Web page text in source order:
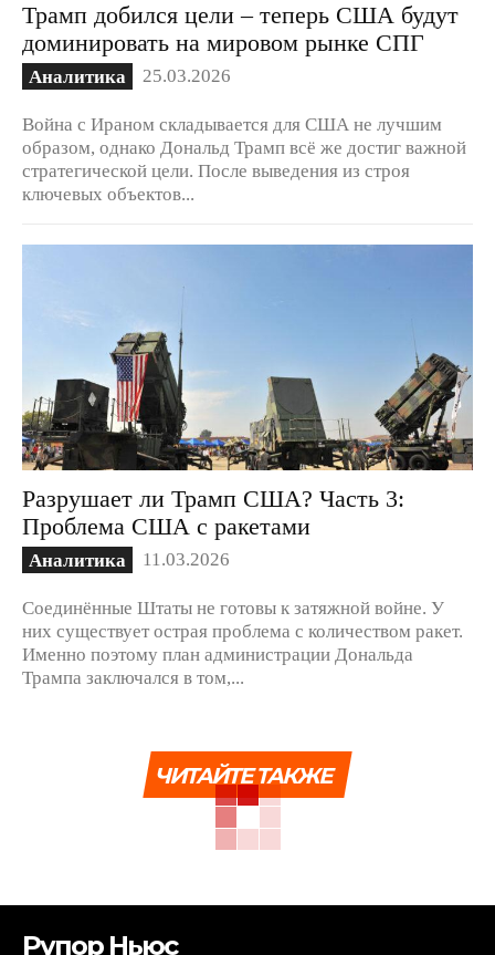
Трамп добился цели – теперь США будут
доминировать на мировом рынке СПГ
Аналитика 25.03.2026
Война с Ираном складывается для США не лучшим
образом, однако Дональд Трамп всё же достиг важной
стратегической цели. После выведения из строя
ключевых объектов...
Разрушает ли Трамп США? Часть 3:
Проблема США с ракетами
Аналитика 11.03.2026
Соединённые Штаты не готовы к затяжной войне. У
них существует острая проблема с количеством ракет.
Именно поэтому план администрации Дональда
Трампа заключался в том,...
ЧИТАЙТЕ ТАКЖЕ
Рупор Ньюс